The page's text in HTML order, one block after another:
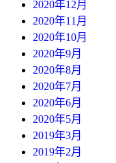
2020年12月
2020年11月
2020年10月
2020年9月
2020年8月
2020年7月
2020年6月
2020年5月
2019年3月
2019年2月